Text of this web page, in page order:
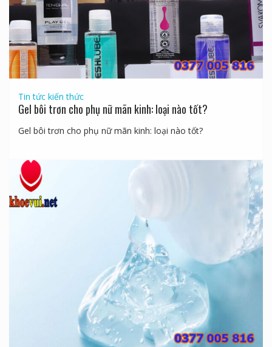
Tin tức kiến thức
Gel bôi trơn cho phụ nữ mãn kinh: loại nào tốt?
Gel bôi trơn cho phụ nữ mãn kinh: loại nào tốt?